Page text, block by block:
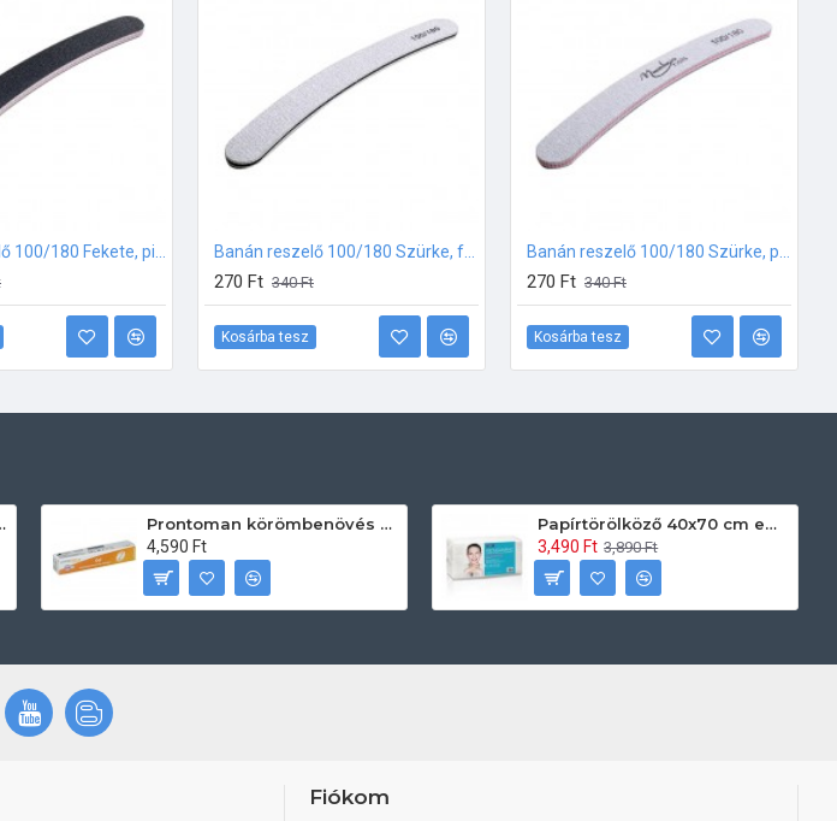
270 Ft 340 Ft
Kosárba tesz
270 Ft 340 Ft
Kosárba tesz
rúd 20db
Prontoman körömbenövés kezelő gél tamponáláshoz 20 ml
4,590 Ft
Papírtörölköző 40x70 cm egyszerhasználatos 60db/csomag
3,490 Ft 3,890 Ft
Fiókom